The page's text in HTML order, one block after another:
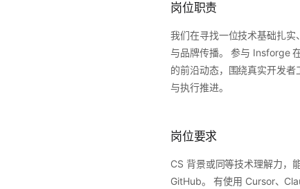
岗位职责
我们在寻找一位技术基础扎
与品牌传播。 参与 Insforge
的前沿动态，围绕真实开发
与执行推进。
岗位要求
CS 背景或同等技术理解力，
GitHub。 有使用 Cursor、